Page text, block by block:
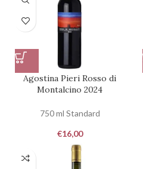
Agostina Pieri Rosso di
Montalcino 2024
750 ml Standard
€16,00